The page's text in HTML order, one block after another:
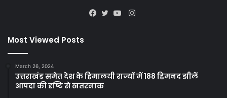
Instagram
Most Viewed Posts
March 26, 2024
उत्तराखंड समेत देश के हिमालयी राज्यों में 188 हिमनद झीलें
आपदा की दृष्टि से खतरनाक